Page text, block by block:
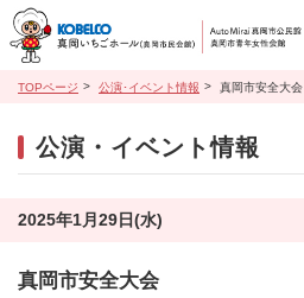
TOPページ 公演･イベント情報 真岡市安全大会
公演・イベント情報
2025年1月29日(水)
真岡市安全大会